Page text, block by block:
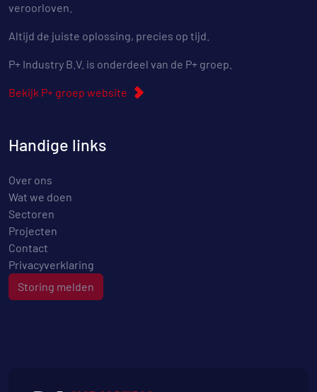
veroorloven.
Altijd de juiste oplossing, precies op tijd.
P+ Industry B.V. is onderdeel van de P+ groep.
Bekijk P+ groep website
Handige links
Over ons
Wat we doen
Sectoren
Projecten
Contact
Privacyverklaring
Storing melden